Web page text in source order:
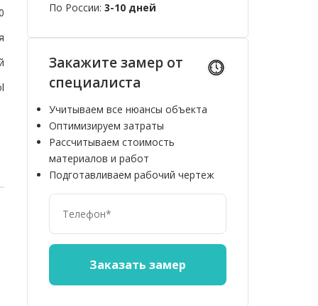
По России: 3-10 дней
Закажите замер от
специалиста
Учитываем все нюансы объекта
Оптимизируем затраты
Рассчитываем стоимость
материалов и работ
Подготавливаем рабочий чертеж